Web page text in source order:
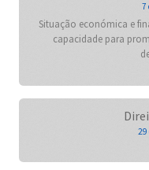
7
Situação económica e
capacidade para
29